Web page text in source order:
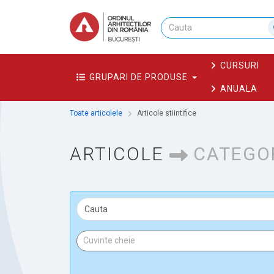
GRUPARI DE PRODUSE
CURSURI
ANUALA
Toate articolele Articole stiintifice
ARTICOLE